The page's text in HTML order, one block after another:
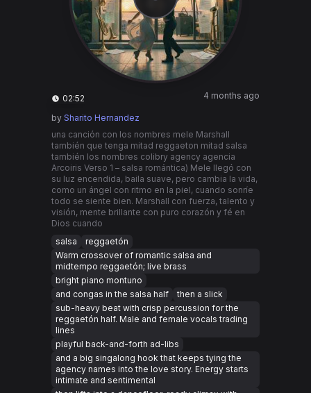
02:52 4 months ago
by Sharito Hernandez
una canción con los nombres mele Marshall
también que tenga mitad reggaeton mitad salsa
también los nombres colibry agency agencia
Arcoiris Verso 1 – salsa romántica) Mele llegó con
su luz encendida, baila suave, pero cambia la vida,
como un ángel con ritmo en la piel, cuando sonríe
todo se siente bien. Marshall con fuerza, talento y
visión, mente brillante con puro corazón y fé en
Dios cuando
salsa
reggaetón
Warm crossover of romantic salsa and
midtempo reggaetón; live brass
bright piano montuno
and congas in the salsa half
then a slick
sub-heavy beat with crisp percussion for the
reggaetón half. Male and female vocals trading
lines
playful back-and-forth ad-libs
and a big singalong hook that keeps tying the
agency names into the love story. Energy starts
intimate and sentimental